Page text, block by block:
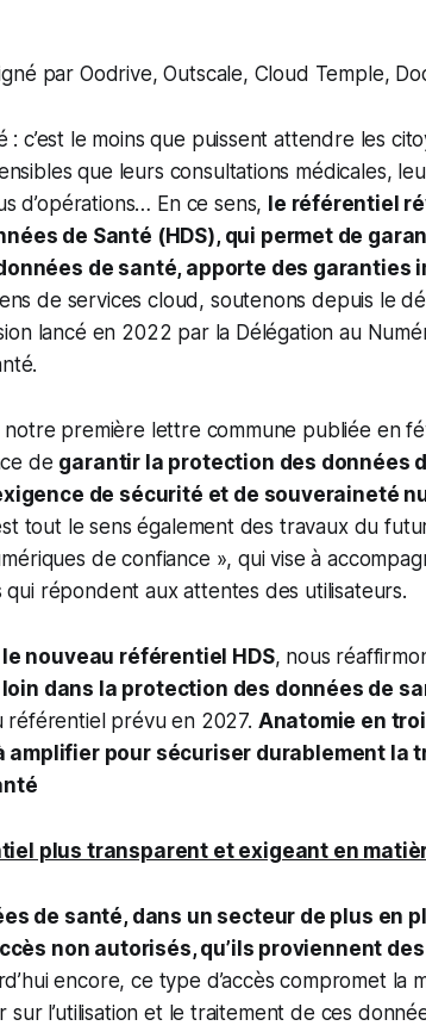
par Oodrive, Outscale, Cloud Temple,
: c’est le moins que puissent attendre les
que leurs consultations médicales,
d’opérations… En ce sens, le référentiel
de Santé (HDS), qui permet de
de santé, apporte des garanties
de services cloud, soutenons depuis le
lancé en 2022 par la Délégation au
notre première lettre commune publiée en
de garantir la protection des données
de sécurité et de souveraineté
tout le sens également des travaux du
de confiance », qui vise à
répondent aux attentes des utilisateurs.
nouveau référentiel HDS, nous
dans la protection des données de
référentiel prévu en 2027. Anatomie en
amplifier pour sécuriser durablement la
plus transparent et exigeant en
de santé, dans un secteur de plus en
non autorisés, qu’ils proviennent
encore, ce type d’accès compromet la
sur l’utilisation et le traitement de ces